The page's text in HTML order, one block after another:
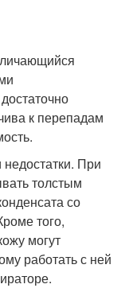
к перепадам
При
толстым
со
того,
могут
работать с ней